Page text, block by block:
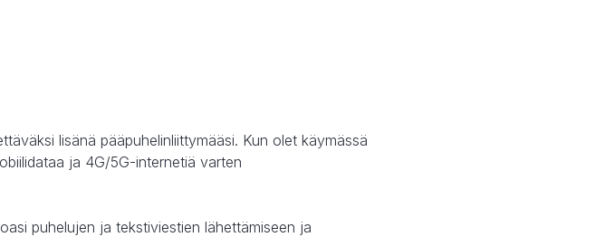
lisänä pääpuhelinliittymääsi. Kun olet käymässä
ja 4G/5G-internetiä varten
puhelujen ja tekstiviestien lähettämiseen ja